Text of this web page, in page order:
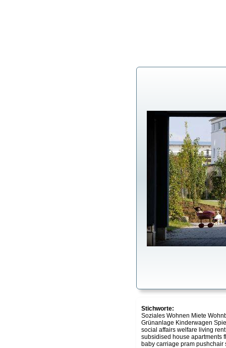
Stichworte:
Soziales Wohnen Miete
Grünanlage Kinderwagen
social affairs welfare living
subsidised house apartments
baby carriage pram